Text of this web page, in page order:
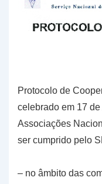
Protocolo de
celebrado em 17
Associações
ser cumprido pelo
– no âmbito das